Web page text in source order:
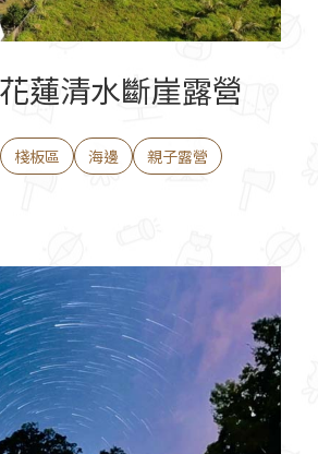
蓮清水斷崖露營
棧板區 海邊
親子露營